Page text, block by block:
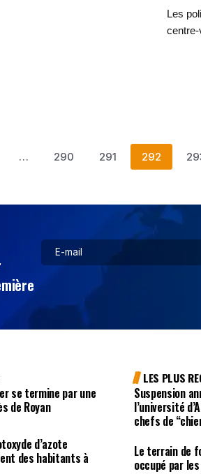
Les
… 290 291 292
se termine par une
de Royan
d’azote
des habitants à
LES PLUS
Suspension
l’université
chefs de
Le terrain de
occupé par